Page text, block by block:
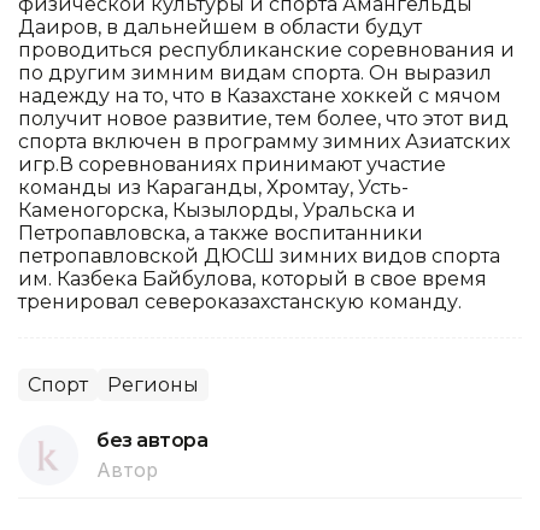
Даиров, в дальнейшем в области будут
проводиться республиканские соревнования и
по другим зимним видам спорта. Он выразил
надежду на то, что в Казахстане хоккей с мячом
получит новое развитие, тем более, что этот вид
спорта включен в программу зимних Азиатских
игр.В соревнованиях принимают участие
команды из Караганды, Хромтау, Усть-
Каменогорска, Кызылорды, Уральска и
Петропавловска, а также воспитанники
петропавловской ДЮСШ зимних видов спорта
им. Казбека Байбулова, который в свое время
тренировал североказахстанскую команду.
Спорт Регионы
без автора
Автор